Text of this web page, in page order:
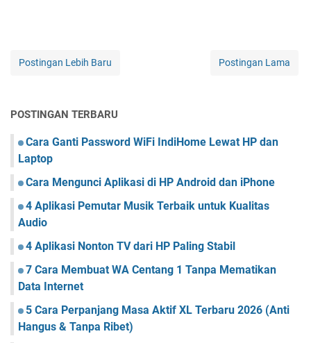
Postingan Lebih Baru Postingan Lama
POSTINGAN TERBARU
Cara Ganti Password WiFi IndiHome Lewat HP dan
Laptop
Cara Mengunci Aplikasi di HP Android dan iPhone
4 Aplikasi Pemutar Musik Terbaik untuk Kualitas
Audio
4 Aplikasi Nonton TV dari HP Paling Stabil
7 Cara Membuat WA Centang 1 Tanpa Mematikan
Data Internet
5 Cara Perpanjang Masa Aktif XL Terbaru 2026 (Anti
Hangus & Tanpa Ribet)